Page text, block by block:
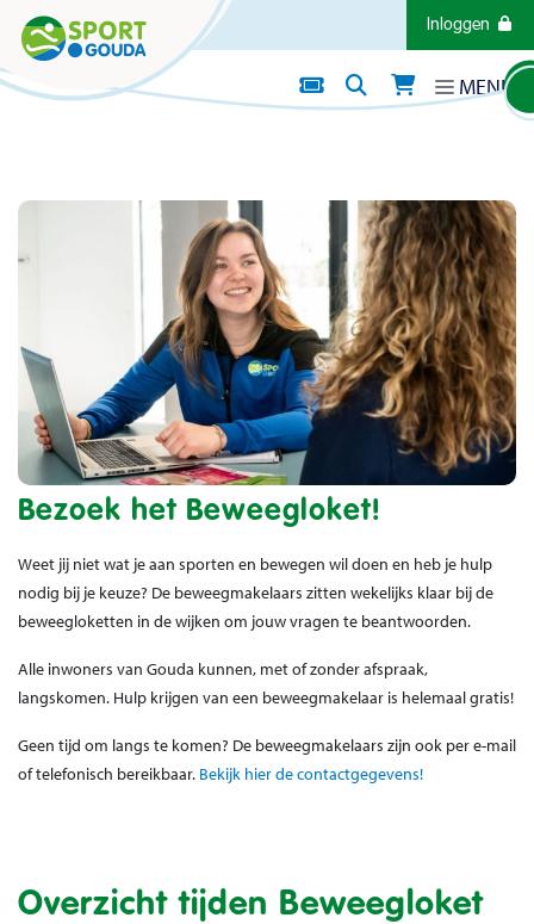
Direct naar de inhoud van de pagina Inloggen
MENU
Bezoek het Beweegloket!
Weet jij niet wat je aan sporten en bewegen wil doen en heb je hulp
nodig bij je keuze? De beweegmakelaars zitten wekelijks klaar bij de
beweegloketten in de wijken om jouw vragen te beantwoorden.
Alle inwoners van Gouda kunnen, met of zonder afspraak,
langskomen. Hulp krijgen van een beweegmakelaar is helemaal gratis!
Geen tijd om langs te komen? De beweegmakelaars zijn ook per e-mail
of telefonisch bereikbaar. Bekijk hier de contactgegevens!
Overzicht tijden Beweegloket